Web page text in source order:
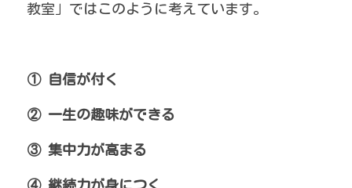
教室」ではこのように考えています。
① 自信が付く
② 一生の趣味ができる
③ 集中力が高まる
④ 継続力が身につく